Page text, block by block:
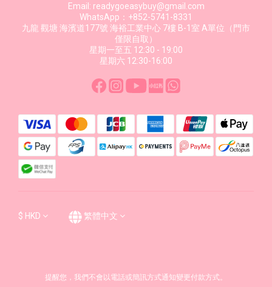
Email: readygoeasybuy@gmail.com
WhatsApp：+852-5741-8331
九龍 觀塘 海濱道177號 海裕工業中心 7樓 B-1室 A單位（門市
僅限自取）
星期一至五 12:30 - 19:00
星期六 12:30-16:00
$ HKD 繁體中文
提醒您，我們不會以電話或簡訊方式通知變更付款方式。